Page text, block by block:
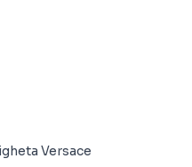
Versace